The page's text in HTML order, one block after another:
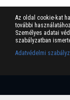
Az oldal cookie-kat
további
Személyes adatai
szabályzatban
Adatvédelmi